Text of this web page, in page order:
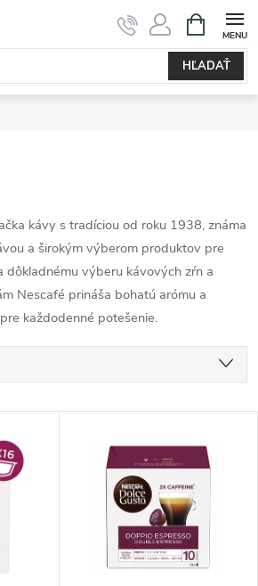
HĽADAŤ
KOŠÍK
kávy s tradíciou od roku 1938, známa
a širokým výberom produktov pre
dôkladnému výberu kávových zŕn a
Nescafé prináša bohatú arómu a
každodenné potešenie.